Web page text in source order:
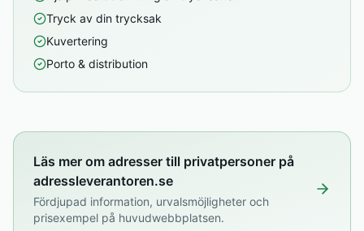
Tryck av din trycksak
Kuvertering
Porto & distribution
Läs mer om adresser till privatpersoner på
adressleverantoren.se
Fördjupad information, urvalsmöjligheter och
prisexempel på huvudwebbplatsen.